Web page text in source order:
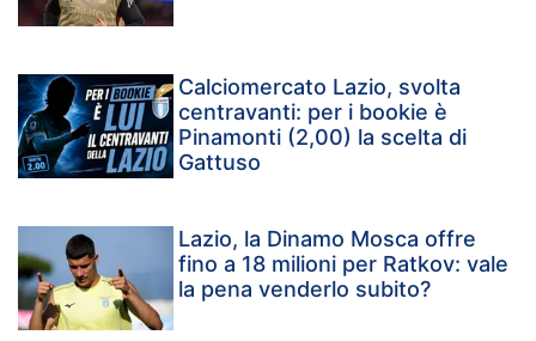
Calciomercato Lazio, svolta
centravanti: per i bookie è
Pinamonti (2,00) la scelta di
Gattuso
Lazio, la Dinamo Mosca offre
fino a 18 milioni per Ratkov: vale
la pena venderlo subito?